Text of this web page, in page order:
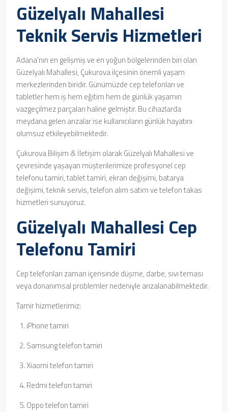
Güzelyalı Mahallesi
Teknik Servis Hizmetleri
Adana'nın en gelişmiş ve en yoğun bölgelerinden biri olan
Güzelyalı Mahallesi, Çukurova ilçesinin önemli yaşam
merkezlerinden biridir. Günümüzde cep telefonları ve
tabletler hem iş hem eğitim hem de günlük yaşamın
vazgeçilmez parçaları haline gelmiştir. Bu cihazlarda
meydana gelen arızalar ise kullanıcıların günlük hayatını
olumsuz etkileyebilmektedir.
Çukurova Bilişim & İletişim olarak Güzelyalı Mahallesi ve
çevresinde yaşayan müşterilerimize profesyonel cep
telefonu tamiri, tablet tamiri, ekran değişimi, batarya
değişimi, teknik servis, telefon alım satım ve telefon takas
hizmetleri sunuyoruz.
Güzelyalı Mahallesi Cep
Telefonu Tamiri
Cep telefonları zaman içerisinde düşme, darbe, sıvı teması
veya donanımsal problemler nedeniyle arızalanabilmektedir.
Tamir hizmetlerimiz:
iPhone tamiri
Samsung telefon tamiri
Xiaomi telefon tamiri
Redmi telefon tamiri
Oppo telefon tamiri